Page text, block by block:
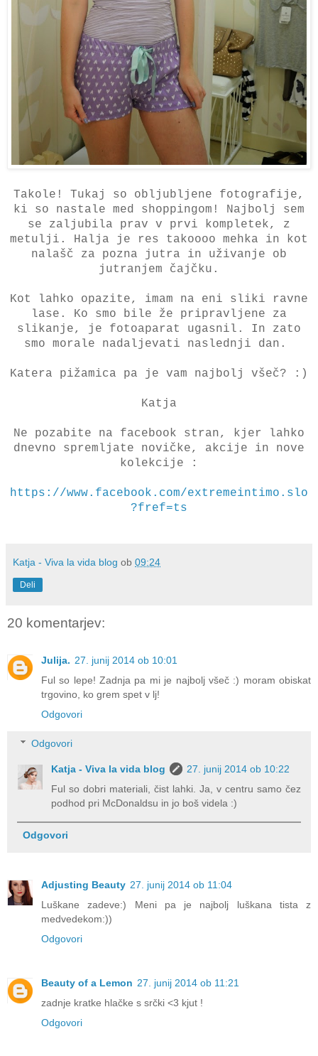
Takole! Tukaj so obljubljene fotografije,
ki so nastale med shoppingom! Najbolj sem
se zaljubila prav v prvi kompletek, z
metulji. Halja je res takoooo mehka in kot
nalašč za pozna jutra in uživanje ob
jutranjem čajčku.
Kot lahko opazite, imam na eni sliki ravne
lase. Ko smo bile že pripravljene za
slikanje, je fotoaparat ugasnil. In zato
smo morale nadaljevati naslednji dan.
Katera pižamica pa je vam najbolj všeč? :)
Katja
Ne pozabite na facebook stran, kjer lahko
dnevno spremljate novičke, akcije in nove
kolekcije :
https://www.facebook.com/extremeintimo.slo
?fref=ts
Katja - Viva la vida blog ob 09:24
Deli
20 komentarjev:
Julija. 27. junij 2014 ob 10:01
Ful so lepe! Zadnja pa mi je najbolj všeč :) moram obiskat
trgovino, ko grem spet v lj!
Odgovori
Odgovori
Katja - Viva la vida blog
27. junij 2014 ob 10:22
Ful so dobri materiali, čist lahki. Ja, v centru samo čez
podhod pri McDonaldsu in jo boš videla :)
Odgovori
Adjusting Beauty 27. junij 2014 ob 11:04
Luškane zadeve:) Meni pa je najbolj luškana tista z
medvedekom:))
Odgovori
Beauty of a Lemon 27. junij 2014 ob 11:21
zadnje kratke hlačke s srčki <3 kjut !
Odgovori